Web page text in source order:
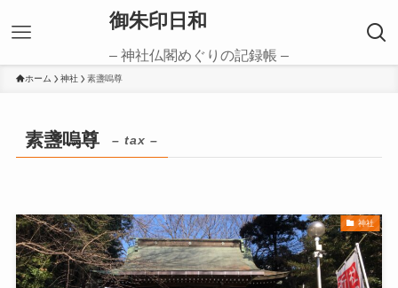
御朱印日和
– 神社仏閣めぐりの記録帳 –
ホーム 神社 素盞嗚尊
素盞嗚尊 – tax –
神社